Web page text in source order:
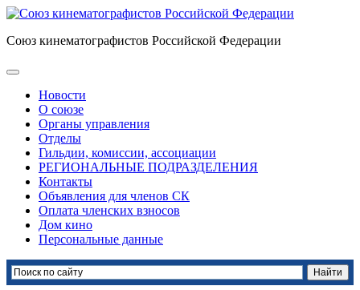
Союз кинематографистов Российской Федерации
Новости
О союзе
Органы управления
Отделы
Гильдии, комиссии, ассоциации
РЕГИОНАЛЬНЫЕ ПОДРАЗДЕЛЕНИЯ
Контакты
Объявления для членов СК
Оплата членских взносов
Дом кино
Персональные данные